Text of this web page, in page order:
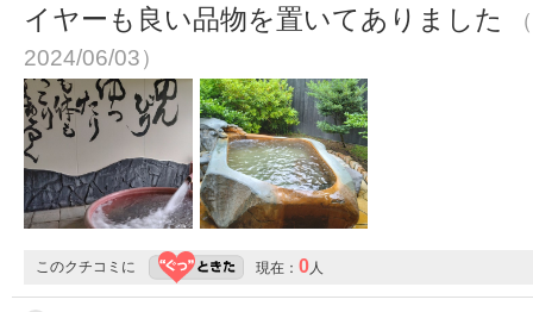
イヤーも良い品物を置いてありました
2024/06/03）
このクチコミに 現在： 0人